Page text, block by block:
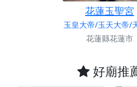
花蓮玉聖宮
玉皇大帝/玉天大帝/
花蓮縣花蓮市
好廟推